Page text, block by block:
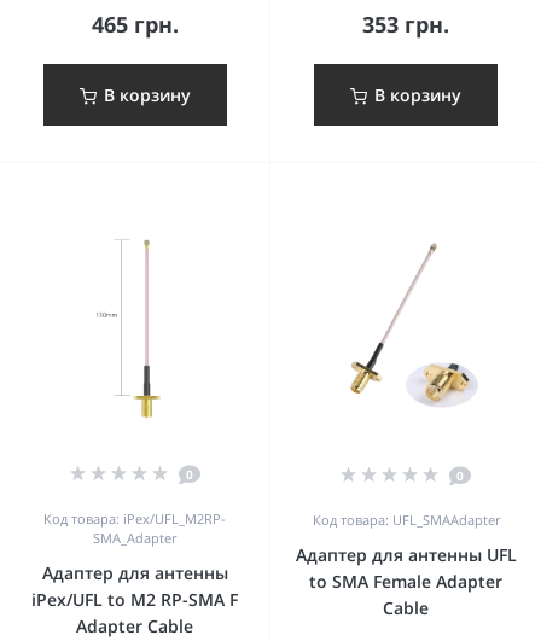
465 грн.
В корзину
353 грн.
В корзину
0
Код товара: iPex/UFL_M2RP-
SMA_Adapter
Адаптер для антенны
iPex/UFL to M2 RP-SMA F
Adapter Cable
0
Код товара: UFL_SMAAdapter
Адаптер для антенны UFL
to SMA Female Adapter
Cable